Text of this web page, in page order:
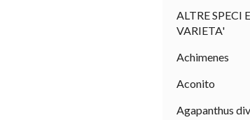
ALTRE SPECI E
VARIETA'
Achimenes
Aconito
Agapanthus